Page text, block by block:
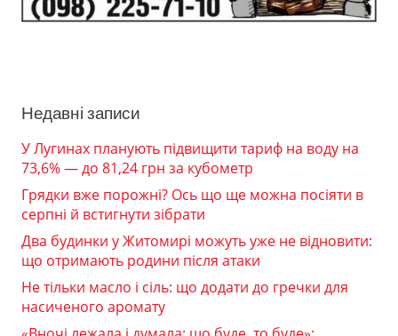
Недавні записи
У Лугинах планують підвищити тариф на воду на
73,6% — до 81,24 грн за кубометр
Грядки вже порожні? Ось що ще можна посіяти в
серпні й встигнути зібрати
Два будинки у Житомирі можуть уже не відновити:
що отримають родини після атаки
Не тільки масло і сіль: що додати до гречки для
насиченого аромату